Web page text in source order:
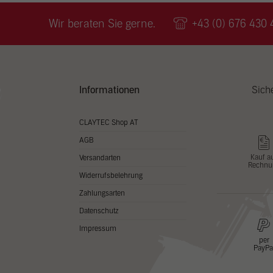
Wir beraten Sie gerne. +43 (0) 676 430
Informationen
CLAYTEC Shop AT
AGB
Versandarten
Widerrufsbelehrung
Zahlungsarten
Datenschutz
Impressum
Kauf
per
PayPal
zu